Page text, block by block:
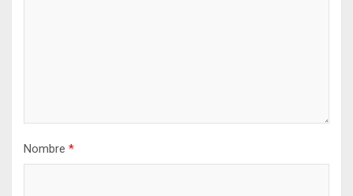
Nombre *